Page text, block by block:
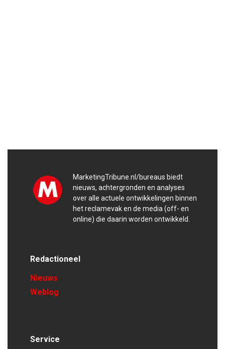
MarketingTribune.nl/bureaus biedt
nieuws, achtergronden en analyses
over alle actuele ontwikkelingen binnen
het reclamevak en de media (off- en
online) die daarin worden ontwikkeld.
Redactioneel
Nieuws
Weblog
Service